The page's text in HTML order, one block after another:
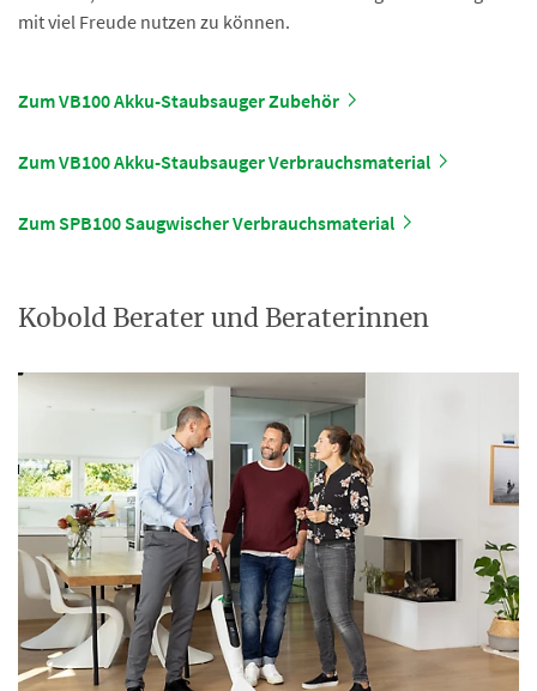
mit viel Freude nutzen zu können.
Zum VB100 Akku-Staubsauger Zubehör
Zum VB100 Akku-Staubsauger Verbrauchsmaterial
Zum SPB100 Saugwischer Verbrauchsmaterial
Kobold Berater und Beraterinnen